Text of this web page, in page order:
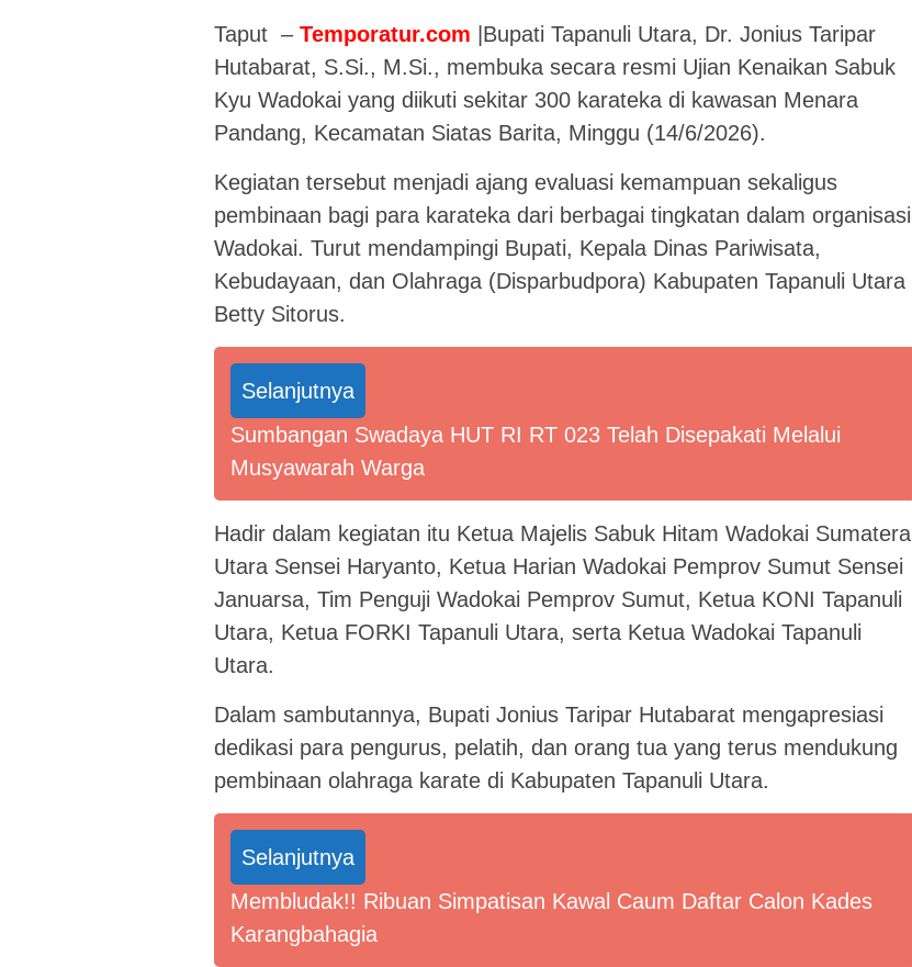
Taput – Temporatur.com |Bupati Tapanuli Utara, Dr. Jonius Taripar
Hutabarat, S.Si., M.Si., membuka secara resmi Ujian Kenaikan Sabuk
Kyu Wadokai yang diikuti sekitar 300 karateka di kawasan Menara
Pandang, Kecamatan Siatas Barita, Minggu (14/6/2026).
Kegiatan tersebut menjadi ajang evaluasi kemampuan sekaligus
pembinaan bagi para karateka dari berbagai tingkatan dalam organisasi
Wadokai. Turut mendampingi Bupati, Kepala Dinas Pariwisata,
Kebudayaan, dan Olahraga (Disparbudpora) Kabupaten Tapanuli Utara
Betty Sitorus.
Selanjutnya
Sumbangan Swadaya HUT RI RT 023 Telah Disepakati Melalui
Musyawarah Warga
Hadir dalam kegiatan itu Ketua Majelis Sabuk Hitam Wadokai Sumatera
Utara Sensei Haryanto, Ketua Harian Wadokai Pemprov Sumut Sensei
Januarsa, Tim Penguji Wadokai Pemprov Sumut, Ketua KONI Tapanuli
Utara, Ketua FORKI Tapanuli Utara, serta Ketua Wadokai Tapanuli
Utara.
Dalam sambutannya, Bupati Jonius Taripar Hutabarat mengapresiasi
dedikasi para pengurus, pelatih, dan orang tua yang terus mendukung
pembinaan olahraga karate di Kabupaten Tapanuli Utara.
Selanjutnya
Membludak!! Ribuan Simpatisan Kawal Caum Daftar Calon Kades
Karangbahagia